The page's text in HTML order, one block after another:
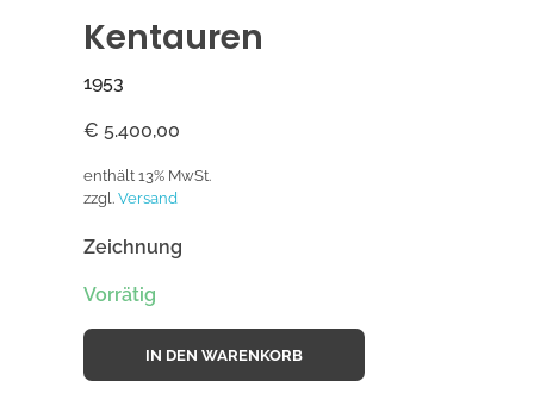
Kentauren
1953
€ 5.400,00
enthält 13% MwSt.
zzgl. Versand
Zeichnung
Vorrätig
IN DEN WARENKORB